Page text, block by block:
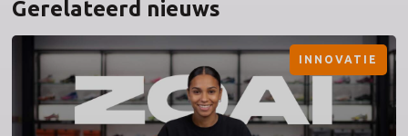
Gerelateerd nieuws
INNOVATIE